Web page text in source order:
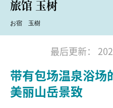
旅馆 玉树
お宿 玉樹
最后更新：
带有包场温泉浴场
美丽山岳景致